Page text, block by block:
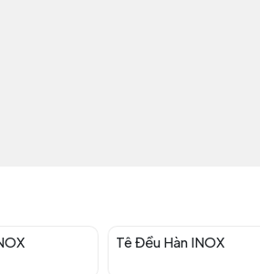
Tê Đều Hàn INOX